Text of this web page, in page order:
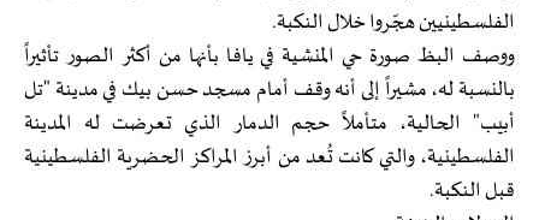
الفلسطينيين هجّروا خلال النكبة.
ووصف البظ صورة حي المنشية في يافا بأنها من أكثر الصور تأثيراً
بالنسبة له، مشيراً إلى أنه وقف أمام مسجد حسن بيك في مدينة "تل
أبيب" الحالية، متأملاً حجم الدمار الذي تعرضت له المدينة
الفلسطينية، والتي كانت تُعد من أبرز المراكز الحضرية الفلسطينية
قبل النكبة.